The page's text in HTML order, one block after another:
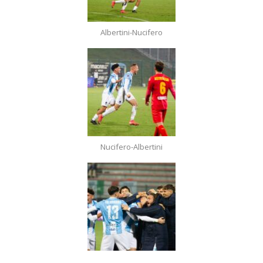
Albertini-Nucifero
Nucifero-Albertini